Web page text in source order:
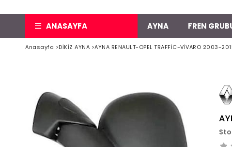
ANASAYFA AYNA FREN
Anasayfa >DİKİZ AYNA >AYNA RENAULT-OPEL TRAFFİC-VİVARO 2003-